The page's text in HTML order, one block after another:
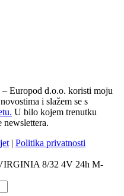
– Europod d.o.o. koristi moju
i slažem se s
U bilo kojem trenutku
newslettera.
| Politika privatnosti